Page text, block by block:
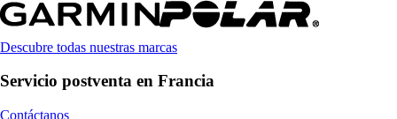
Descubre todas nuestras marcas
Servicio postventa en Francia
Contáctanos